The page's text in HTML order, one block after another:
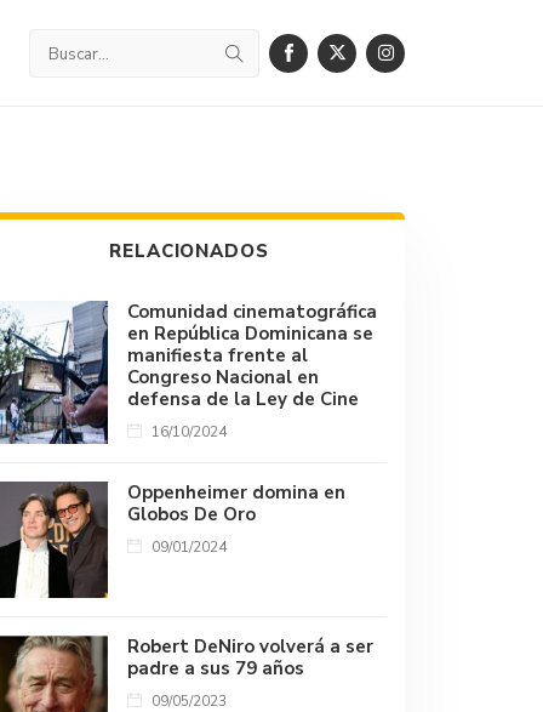
RELACIONADOS
Comunidad cinematográfica
en República Dominicana se
manifiesta frente al
Congreso Nacional en
defensa de la Ley de Cine
16/10/2024
Oppenheimer domina en
Globos De Oro
09/01/2024
Robert DeNiro volverá a ser
padre a sus 79 años
09/05/2023